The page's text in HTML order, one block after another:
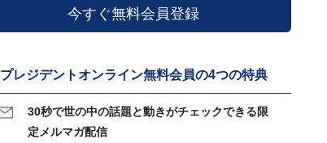
今すぐ無料会員登録
プレジデントオンライン無料会員の4つの特典
30秒で世の中の話題と動きがチェックできる限
定メルマガ配信